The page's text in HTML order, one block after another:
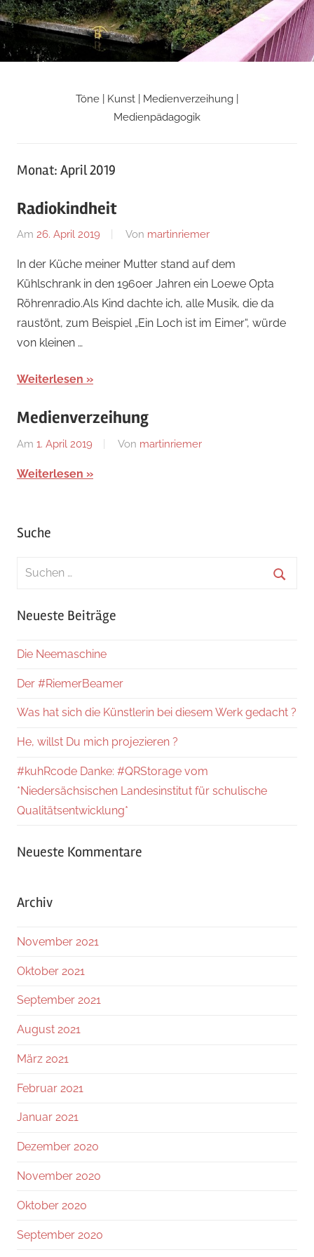
Zum
Inhalt
springen
Martin
Blog
Töne | Kunst | Medienverzeihung |
Medienpädagogik
Monat: April 2019
Radiokindheit
Am 26. April 2019 Von martinriemer
In der Küche meiner Mutter stand auf dem
Kühlschrank in den 1960er Jahren ein Loewe Opta
Röhrenradio.Als Kind dachte ich, alle Musik, die da
raustönt, zum Beispiel „Ein Loch ist im Eimer“, würde
von kleinen …
Weiterlesen
Medienverzeihung
Am 1. April 2019 Von martinriemer
Weiterlesen
Suche
Suchen
Neueste Beiträge
Die Neemaschine
Der #RiemerBeamer
Was hat sich die Künstlerin bei diesem Werk gedacht ?
He, willst Du mich projezieren ?
#kuhRcode Danke: #QRStorage vom
*Niedersächsischen Landesinstitut für schulische
Qualitätsentwicklung*
Neueste Kommentare
Archiv
November 2021
Oktober 2021
September 2021
August 2021
März 2021
Februar 2021
Januar 2021
Dezember 2020
November 2020
Oktober 2020
September 2020